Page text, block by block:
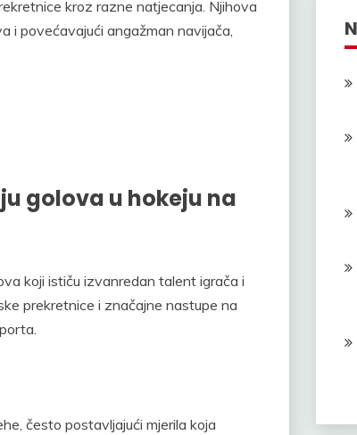
kroz razne natjecanja. Njihova
i povećavajući angažman navijača,
golova u hokeju na
koji ističu izvanredan talent igrača i
prekretnice i značajne nastupe na
često postavljajući mjerila koja